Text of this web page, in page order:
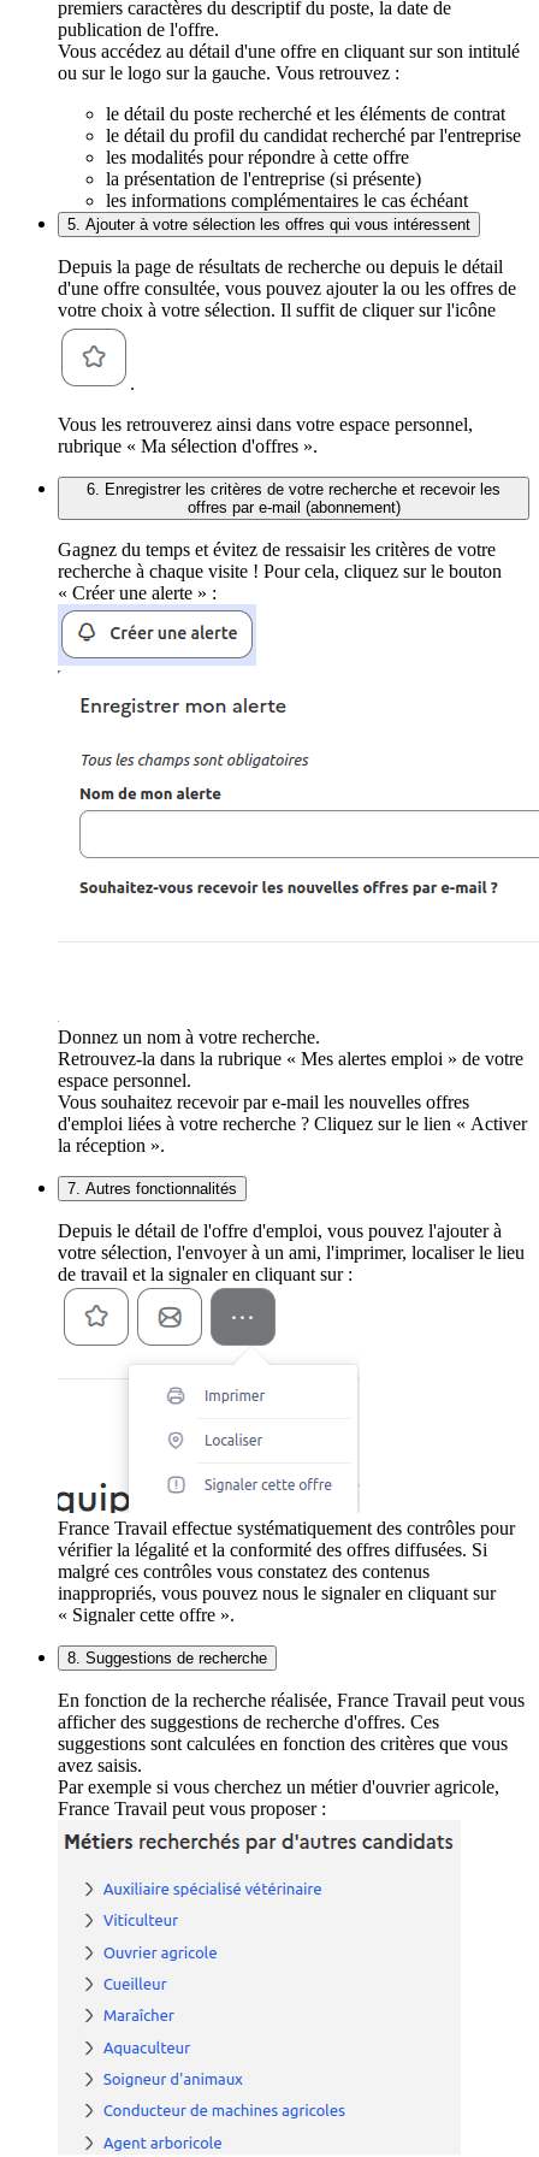
premiers caractères du descriptif du poste, la date de
publication de l'offre.
Vous accédez au détail d'une offre en cliquant sur son intitulé
ou sur le logo sur la gauche. Vous retrouvez :
le détail du poste recherché et les éléments de contrat
le détail du profil du candidat recherché par l'entreprise
les modalités pour répondre à cette offre
la présentation de l'entreprise (si présente)
les informations complémentaires le cas échéant
5. Ajouter à votre sélection les offres qui vous intéressent
Depuis la page de résultats de recherche ou depuis le détail
d'une offre consultée, vous pouvez ajouter la ou les offres de
votre choix à votre sélection. Il suffit de cliquer sur l'icône
.
Vous les retrouverez ainsi dans votre espace personnel,
rubrique « Ma sélection d'offres ».
6. Enregistrer les critères de votre recherche et recevoir les
offres par e-mail (abonnement)
Gagnez du temps et évitez de ressaisir les critères de votre
recherche à chaque visite ! Pour cela, cliquez sur le bouton
« Créer une alerte » :
Donnez un nom à votre recherche.
Retrouvez-la dans la rubrique « Mes alertes emploi » de votre
espace personnel.
Vous souhaitez recevoir par e-mail les nouvelles offres
d'emploi liées à votre recherche ? Cliquez sur le lien « Activer
la réception ».
7. Autres fonctionnalités
Depuis le détail de l'offre d'emploi, vous pouvez l'ajouter à
votre sélection, l'envoyer à un ami, l'imprimer, localiser le lieu
de travail et la signaler en cliquant sur :
France Travail effectue systématiquement des contrôles pour
vérifier la légalité et la conformité des offres diffusées. Si
malgré ces contrôles vous constatez des contenus
inappropriés, vous pouvez nous le signaler en cliquant sur
« Signaler cette offre ».
8. Suggestions de recherche
En fonction de la recherche réalisée, France Travail peut vous
afficher des suggestions de recherche d'offres. Ces
suggestions sont calculées en fonction des critères que vous
avez saisis.
Par exemple si vous cherchez un métier d'ouvrier agricole,
France Travail peut vous proposer :